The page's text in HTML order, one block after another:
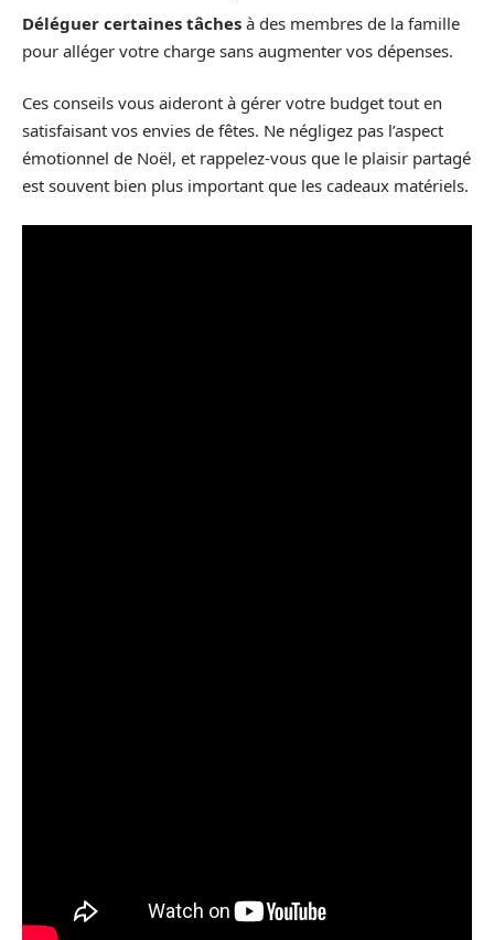
Déléguer certaines tâches à des membres de la famille
pour alléger votre charge sans augmenter vos dépenses.
Ces conseils vous aideront à gérer votre budget tout en
satisfaisant vos envies de fêtes. Ne négligez pas l’aspect
émotionnel de Noël, et rappelez-vous que le plaisir partagé
est souvent bien plus important que les cadeaux matériels.